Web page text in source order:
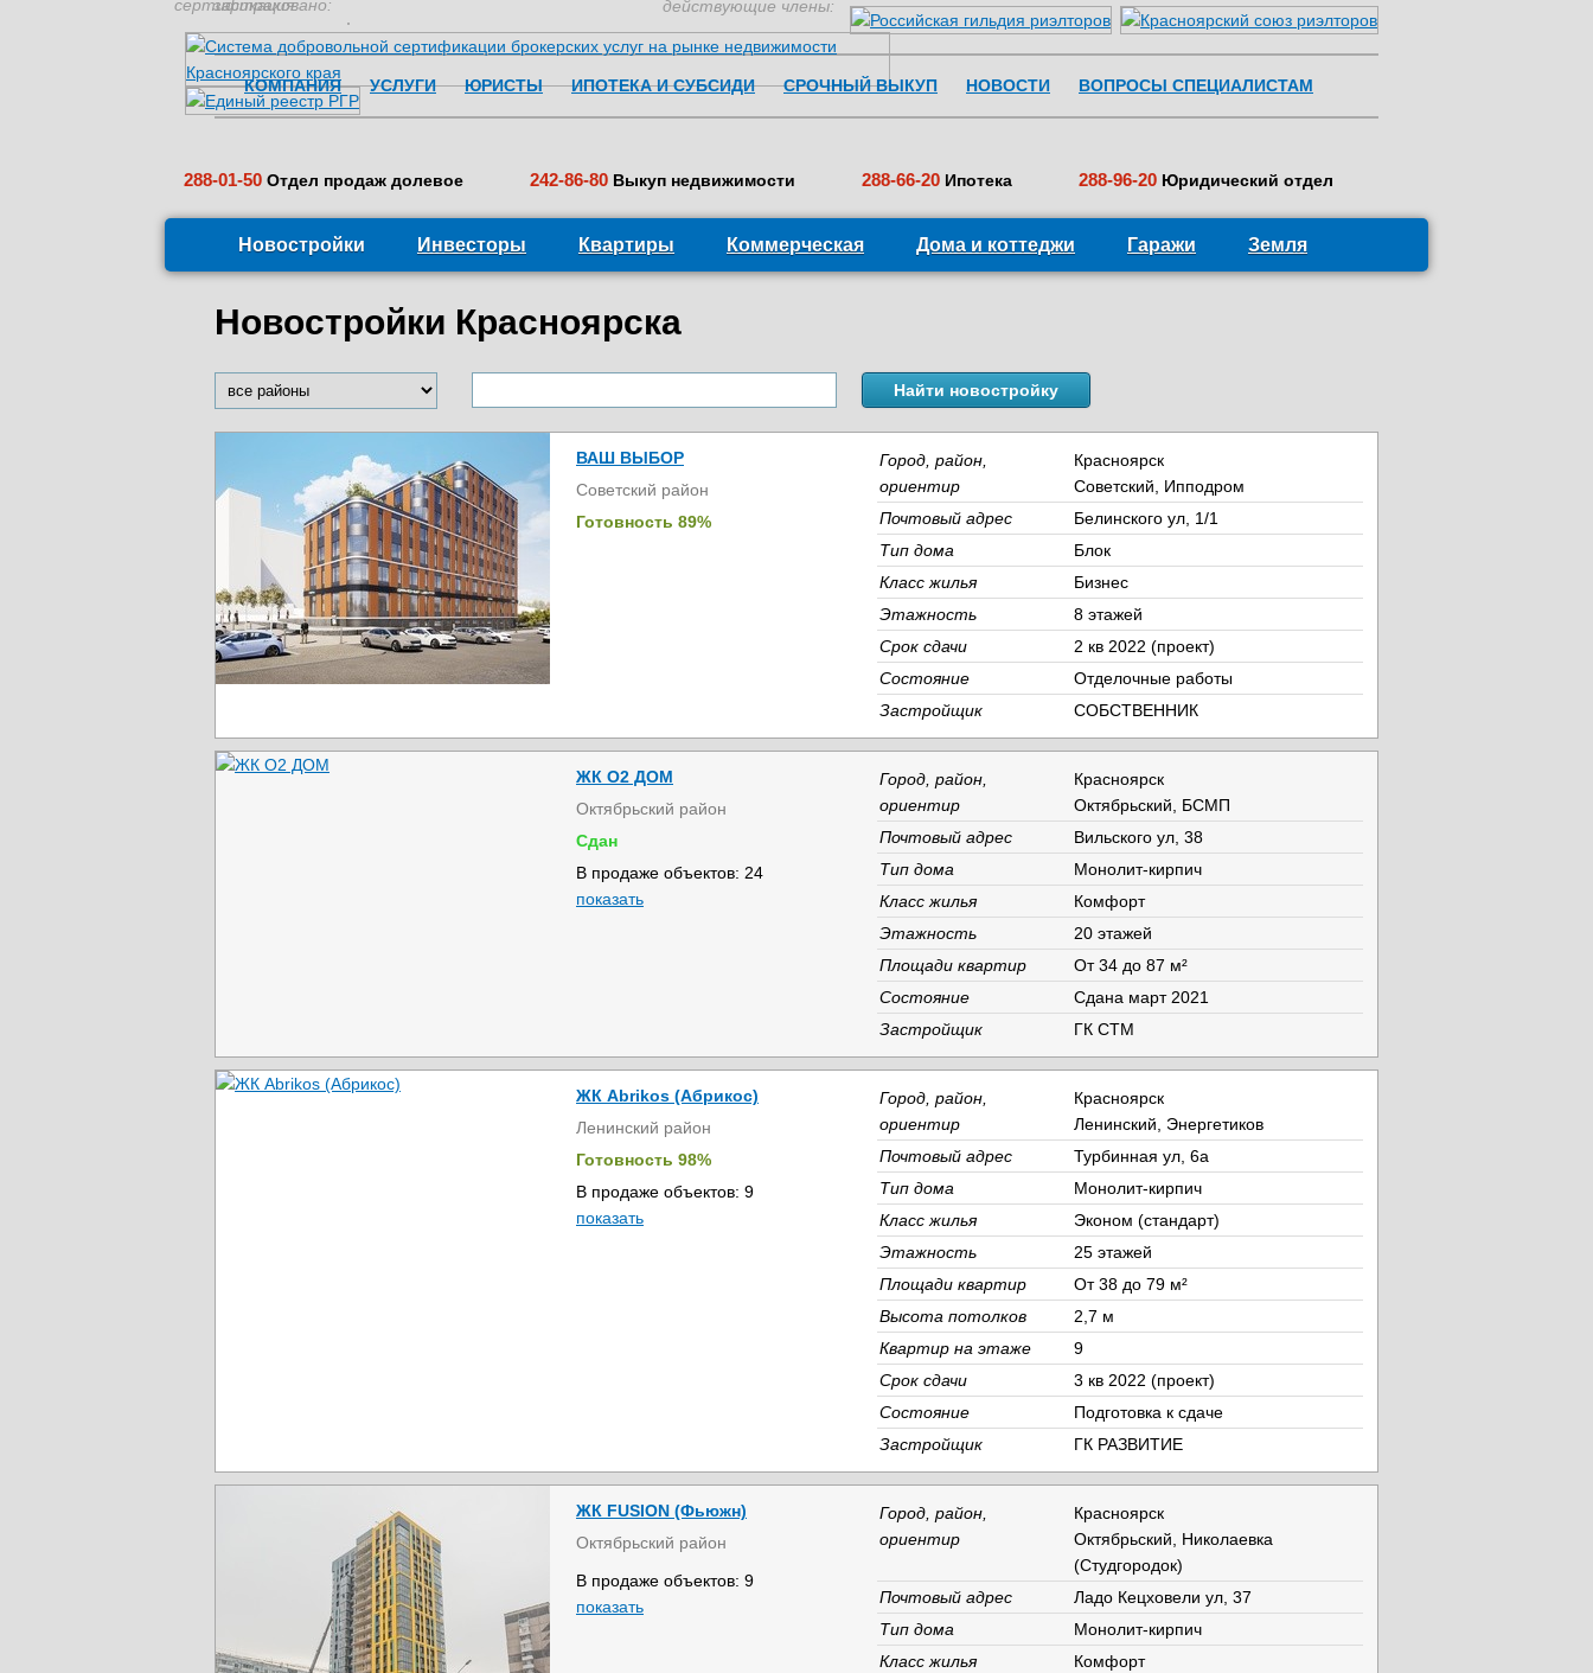
застраховано: действующие члены:
сертификация:
КОМПАНИЯ
УСЛУГИ ЮРИСТЫ ИПОТЕКА И СУБСИДИ СРОЧНЫЙ ВЫКУП НОВОСТИ ВОПРОСЫ СПЕЦИАЛИСТАМ
288-01-50 Отдел продаж долевое 242-86-80 Выкуп недвижимости 288-66-20 Ипотека 288-96-20 Юридический отдел
Новостройки Инвесторы Квартиры Коммерческая Дома и коттеджи Гаражи Земля
Новостройки Красноярска
ВАШ ВЫБОР
Советский район
Готовность 89%
Город, район,
ориентир
Красноярск
Советский, Ипподром
Почтовый адрес
Белинского ул, 1/1
Тип дома
Блок
Класс жилья
Бизнес
Этажность
8 этажей
Срок сдачи
2 кв 2022 (проект)
Состояние
Отделочные работы
Застройщик
СОБСТВЕННИК
ЖК О2 ДОМ
Октябрьский район
Сдан
В продаже объектов: 24
показать
Город, район,
ориентир
Красноярск
Октябрьский, БСМП
Почтовый адрес
Вильского ул, 38
Тип дома
Монолит-кирпич
Класс жилья
Комфорт
Этажность
20 этажей
Площади квартир
От 34 до 87 м²
Состояние
Cдана март 2021
Застройщик
ГК СТМ
ЖК Abrikos (Абрикос)
Ленинский район
Готовность 98%
В продаже объектов: 9
показать
Город, район,
ориентир
Красноярск
Ленинский, Энергетиков
Почтовый адрес
Турбинная ул, 6а
Тип дома
Монолит-кирпич
Класс жилья
Эконом (стандарт)
Этажность
25 этажей
Площади квартир
От 38 до 79 м²
Высота потолков
2,7 м
Квартир на этаже
9
Срок сдачи
3 кв 2022 (проект)
Состояние
Подготовка к сдаче
Застройщик
ГК РАЗВИТИЕ
ЖК FUSION (Фьюжн)
Октябрьский район
В продаже объектов: 9
показать
Город, район,
ориентир
Красноярск
Октябрьский, Николаевка
(Студгородок)
Почтовый адрес
Ладо Кецховели ул, 37
Тип дома
Монолит-кирпич
Класс жилья
Комфорт